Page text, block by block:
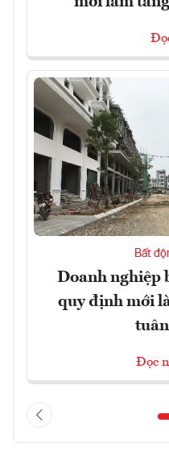
Bất
Doanh nghiệp
quy định mới
Đọc